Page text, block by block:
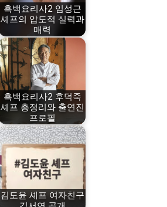
흑백요리사2 임성근
셰프의 압도적 실력과
매력
흑백요리사2 후덕죽
셰프 총정리와 출연진
프로필
김도윤 셰프 여자친구